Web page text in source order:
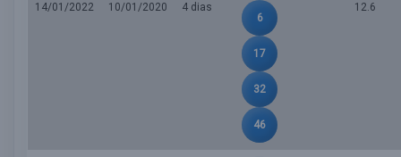
14/01/2022 10/01/2020
4 dias
6
17
32
46
12.6